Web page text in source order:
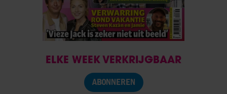
ELKE WEEK VERKRIJGBAAR
ABONNEREN